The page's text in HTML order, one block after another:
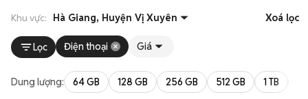
Khu vực: Hà Giang, Huyện Vị Xuyên Xoá lọc
Lọc Điện thoại Giá
Dung lượng: 64 GB 128 GB 256 GB 512 GB 1 TB